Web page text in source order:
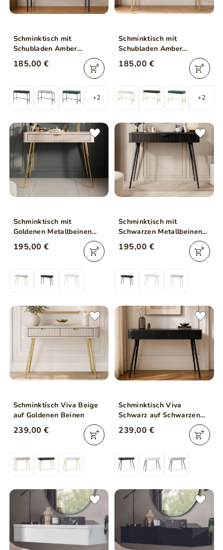
Schminktisch mit
Schubladen Amber
Schwarz
185,00 €
+2
Schminktisch mit
Schubladen Amber
Schwarz, Gold Frame
185,00 €
+2
Schminktisch mit
Goldenen Metallbeinen
Latina Beige
195,00 €
Schminktisch mit
Schwarzen Metallbeinen
Latina Schwarz
195,00 €
Schminktisch Viva Beige
auf Goldenen Beinen
239,00 €
Schminktisch Viva
Schwarz auf Schwarzen
Beinen
239,00 €